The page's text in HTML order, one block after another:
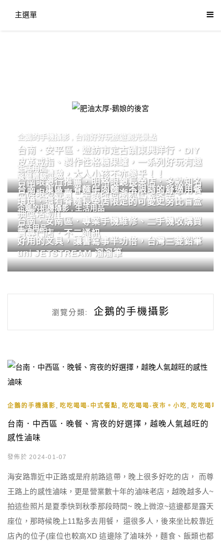
主選單
肥油太厚-鵝娘的後宮
企鵝的手機攝影 台南好好玩旅遊觀光景點
台南．安平區．遊訪市定古蹟東興洋行．DIY
皮革戒指、製作性格糖果罐，一系列好玩有趣
的手作體驗，大人小孩不亦樂乎！！
生活用品
台南眼鏡行推薦．明格眼鏡長榮店．多款知名
品牌眼鏡專賣．掌握時尚潮流配鏡美學。
餐廳體驗
台南．東區．眷麵牛肉麵．不限時的舒適用餐
環境．還有眷麵長榮店限定的可愛史努比盲盒
抽獎活動!!
企鵝的相機攝影,生活用品
台南．安南區．專業手機維修、二手機收購買
賣專門店．不二通訊
生活用品
好用的文具，讓書寫事半功倍，台灣三菱鉛筆
uni JETSTREAM 溜溜筆
瀏覽分類: 企鵝的手機攝影
企鵝的手機攝影 吃吃喝喝-中式餐點 吃吃喝喝-夜市。小吃 吃吃喝喝
台南．中西區．晚餐、宵夜的好選擇，越晚人氣越旺的
感性滷味
發佈於 2024-01-07
海安路靠近中正路或是府前路這帶，晚上很多好吃的店， 而尊
王路上的感性滷味，更是營業數十年的滷味老店，越晚越多人~
拍這些照片是夏季快到秋季那段時間~ 晚上微涼~這邊都是露天
座位，那時候晚上11點多去用餐， 還很多人，後來坐比較靠近
店內的位子(座位也較高XD 這邊除了滷味外，麵食、飯類也都